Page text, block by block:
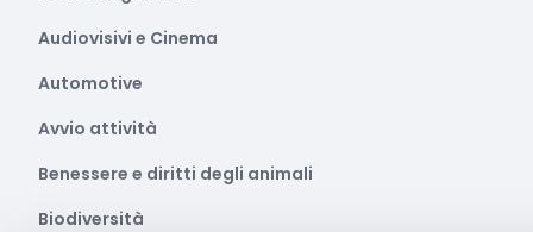
Audiovisivi e Cinema
Automotive
Avvio attività
Benessere e diritti degli animali
Biodiversità